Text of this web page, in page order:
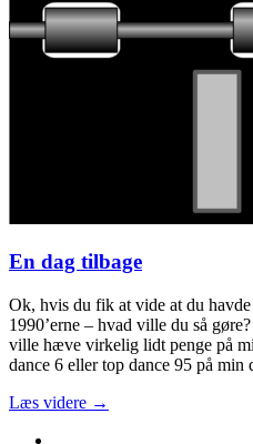
En dag tilbage
Ok, hvis du fik at vide at du
1990’erne – hvad ville du så
ville hæve virkelig lidt penge på
dance 6 eller top dance 95 på
Læs videre →